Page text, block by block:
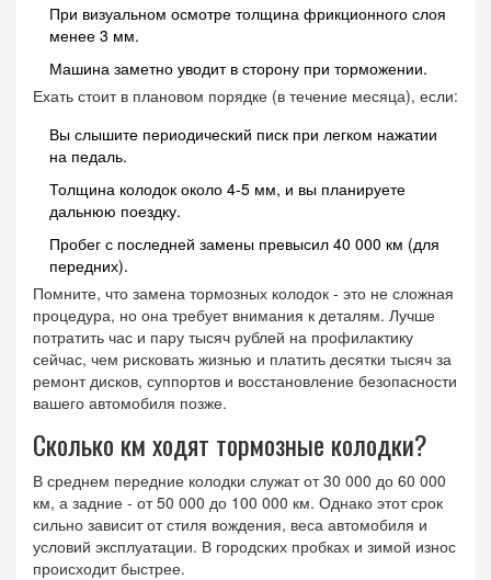
При визуальном осмотре толщина фрикционного слоя
менее 3 мм.
Машина заметно уводит в сторону при торможении.
Ехать стоит в плановом порядке (в течение месяца), если:
Вы слышите периодический писк при легком нажатии
на педаль.
Толщина колодок около 4-5 мм, и вы планируете
дальнюю поездку.
Пробег с последней замены превысил 40 000 км (для
передних).
Помните, что замена тормозных колодок - это не сложная
процедура, но она требует внимания к деталям. Лучше
потратить час и пару тысяч рублей на профилактику
сейчас, чем рисковать жизнью и платить десятки тысяч за
ремонт дисков, суппортов и восстановление безопасности
вашего автомобиля позже.
Сколько км ходят тормозные колодки?
В среднем передние колодки служат от 30 000 до 60 000
км, а задние - от 50 000 до 100 000 км. Однако этот срок
сильно зависит от стиля вождения, веса автомобиля и
условий эксплуатации. В городских пробках и зимой износ
происходит быстрее.